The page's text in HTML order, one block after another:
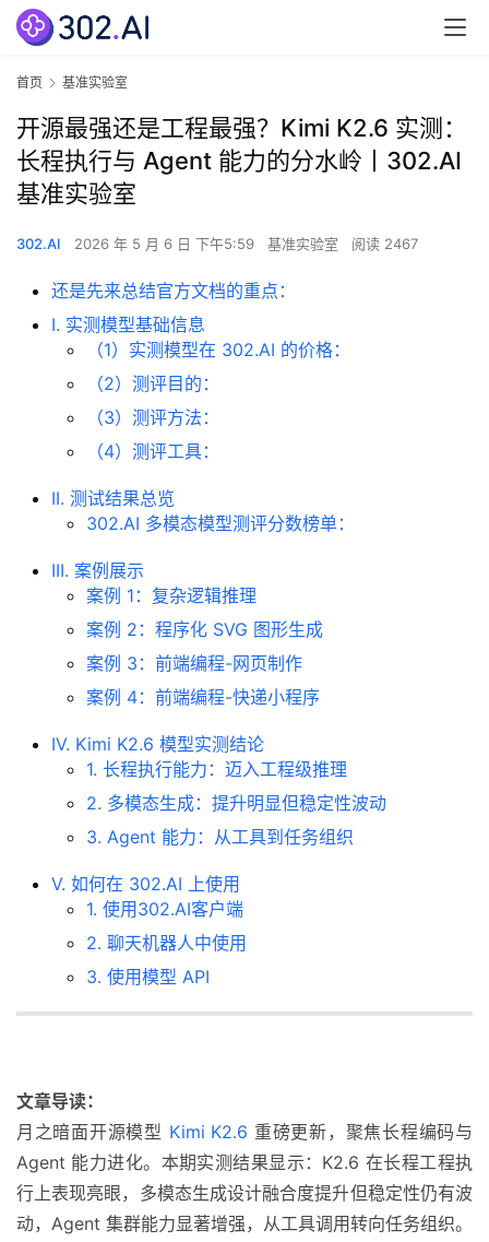
首页 基准实验室
开源最强还是工程最强？Kimi K2.6 实测：
长程执行与 Agent 能力的分水岭丨302.AI
基准实验室
302.AI 2026 年 5 月 6 日 下午5:59 基准实验室 阅读 2467
还是先来总结官方文档的重点：
I. 实测模型基础信息
（1）实测模型在 302.AI 的价格：
（2）测评目的：
（3）测评方法：
（4）测评工具：
II. 测试结果总览
302.AI 多模态模型测评分数榜单：
III. 案例展示
案例 1：复杂逻辑推理
案例 2：程序化 SVG 图形生成
案例 3：前端编程-网页制作
案例 4：前端编程-快递小程序
IV. Kimi K2.6 模型实测结论
1. 长程执行能力：迈入工程级推理
2. 多模态生成：提升明显但稳定性波动
3. Agent 能力：从工具到任务组织
V. 如何在 302.AI 上使用
1. 使用302.AI客户端
2. 聊天机器人中使用
3. 使用模型 API
文章导读：
月之暗面开源模型 Kimi K2.6 重磅更新，聚焦长程编码与
Agent 能力进化。本期实测结果显示：K2.6 在长程工程执
行上表现亮眼，多模态生成设计融合度提升但稳定性仍有波
动，Agent 集群能力显著增强，从工具调用转向任务组织。